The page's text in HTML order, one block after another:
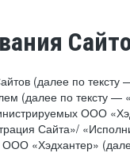
(далее по
(далее по тексту
ООО
Сайта»/
«Хэдхантер»